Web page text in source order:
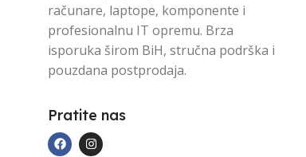
računare, laptope, komponente i
profesionalnu IT opremu. Brza
isporuka širom BiH, stručna podrška i
pouzdana postprodaja.
Pratite nas